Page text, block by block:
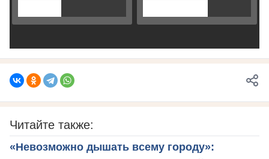
Читайте также:
«Невозможно дышать всему городу»: